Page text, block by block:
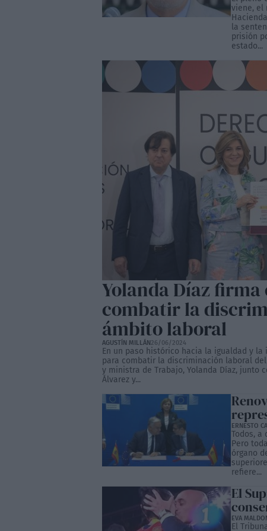
viene, el
la
prisión
estado...
Yolanda Díaz
combatir la
ámbito laboral
AGUSTÍN MILLÁN26/06/2024
En un paso histórico hacia la igualdad y
para combatir la discriminación laboral del
y ministra de Trabajo, Yolanda Díaz, junto
Álvarez y...
ERNESTO
Todos, a
Pero
órgano
refiere...
El
EVA
El